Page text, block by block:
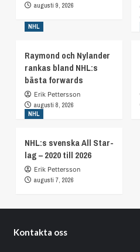
augusti 9, 2026
NHL
Raymond och Nylander
rankas bland NHL:s
bästa forwards
Erik Pettersson
augusti 8, 2026
NHL
NHL:s svenska All Star-
lag – 2020 till 2026
Erik Pettersson
augusti 7, 2026
Kontakta oss